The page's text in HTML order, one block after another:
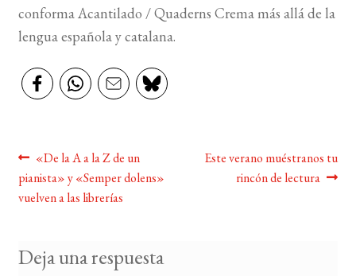
LISTA DE LIBROS
conforma Acantilado / Quaderns Crema más allá de la
lengua española y catalana.
Navegación
de
Anterior:
«De la A a la Z de un
pianista» y «Semper dolens»
vuelven a las librerías
Siguiente:
Este verano muéstranos tu
rincón de lectura
Deja una respuesta